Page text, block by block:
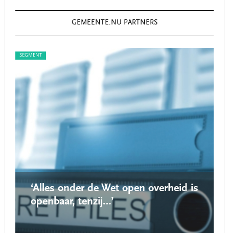
GEMEENTE.NU PARTNERS
SEGMENT
‘Alles onder de Wet open overheid is
openbaar, tenzij…’